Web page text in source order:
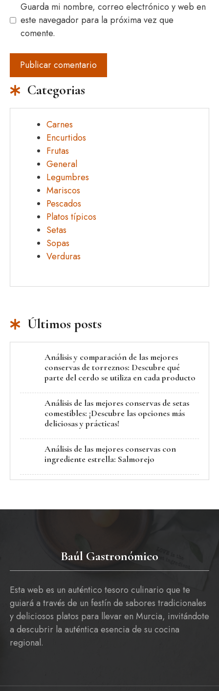
Guarda mi nombre, correo electrónico y web en
este navegador para la próxima vez que
comente.
Categorias
Carnes
Encurtidos
Frutas
General
Legumbres
Mariscos
Pescados
Platos típicos
Setas
Sopas
Verduras
Últimos posts
Análisis y comparación de las mejores
conservas de torreznos: Descubre qué
parte del cerdo se utiliza en cada producto
Análisis de las mejores conservas de setas
comestibles: ¡Descubre las opciones más
deliciosas y prácticas!
Análisis de las mejores conservas con
ingrediente estrella: Salmorejo
Baúl Gastronómico
Esta web es un auténtico tesoro culinario que te
guiará a través de un festín de sabores tradicionales
y deliciosos platos para llevar en Murcia, invitándote
a descubrir la auténtica esencia de su cocina
regional.